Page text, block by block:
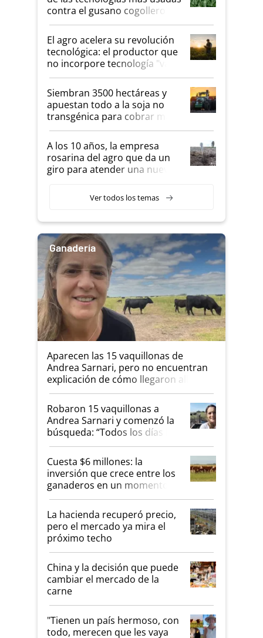
en genética y rendimiento
contra el gusano cogollero? El
desafío de una tecnología
clave
El agro acelera su revolución
tecnológica: el productor que
no incorpore tecnología "va a
perder el tren"
Siembran 3500 hectáreas y
apuestan todo a la soja no
transgénica para cobrar más
por tonelada: compraron un
semillero
A los 10 años, la empresa
rosarina del agro que da un
giro para atender una nueva
Ver todos los temas
Ganadería
Aparecen las 15 vaquillonas de
Andrea Sarnari, pero no encuentran
explicación de cómo llegaron allí
Robaron 15 vaquillonas a
Andrea Sarnari y comenzó la
búsqueda: “Todos los días le
toca a algún productor”
Cuesta $6 millones: la
inversión que crece entre los
ganaderos en un momento
histórico para la actividad
La hacienda recuperó precio,
pero el mercado ya mira el
próximo techo
China y la decisión que puede
cambiar el mercado de la
carne
"Tienen un país hermoso, con
todo, merecen que les vaya